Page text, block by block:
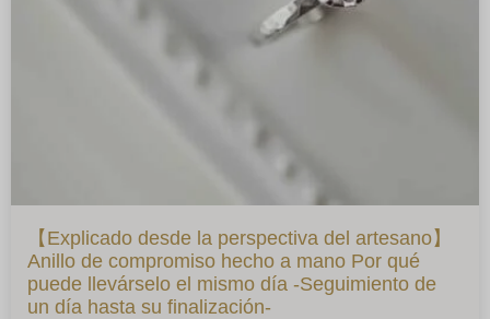
【Explicado desde la perspectiva del artesano】
Anillo de compromiso hecho a mano Por qué
puede llevárselo el mismo día -Seguimiento de
un día hasta su finalización-